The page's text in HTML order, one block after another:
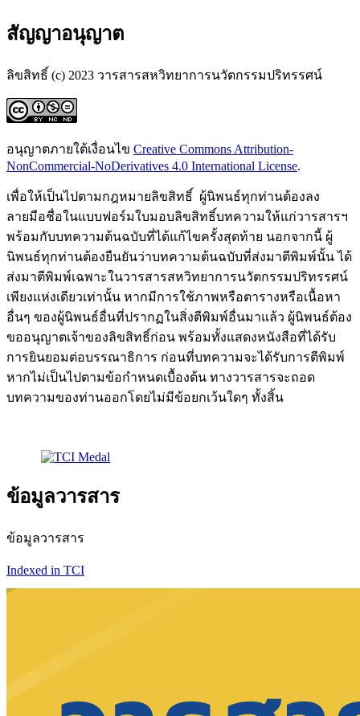
สัญญาอนุญาต
ลิขสิทธิ์ (c) 2023 วารสารสหวิทยาการนวัตกรรมปริทรรศน์
อนุญาตภายใต้เงื่อนไข Creative Commons Attribution-
NonCommercial-NoDerivatives 4.0 International License.
เพื่อให้เป็นไปตามกฎหมายลิขสิทธิ์ ผู้นิพนธ์ทุกท่านต้องลง
ลายมือชื่อในแบบฟอร์มใบมอบลิขสิทธิ์บทความให้แก่วารสารฯ
พร้อมกับบทความต้นฉบับที่ได้แก้ไขครั้งสุดท้าย นอกจากนี้ ผู้
นิพนธ์ทุกท่านต้องยืนยันว่าบทความต้นฉบับที่ส่งมาตีพิมพ์นั้น ได้
ส่งมาตีพิมพ์เฉพาะในวารสารสหวิทยาการนวัตกรรมปริทรรศน์
เพียงแห่งเดียวเท่านั้น หากมีการใช้ภาพหรือตารางหรือเนื้อหา
อื่นๆ ของผู้นิพนธ์อื่นที่ปรากฏในสิ่งตีพิมพ์อื่นมาแล้ว ผู้นิพนธ์ต้อง
ขออนุญาตเจ้าของลิขสิทธิ์ก่อน พร้อมทั้งแสดงหนังสือที่ได้รับ
การยินยอมต่อบรรณาธิการ ก่อนที่บทความจะได้รับการตีพิมพ์
หากไม่เป็นไปตามข้อกำหนดเบื้องต้น ทางวารสารจะถอด
บทความของท่านออกโดยไม่มีข้อยกเว้นใดๆ ทั้งสิ้น
ข้อมูลวารสาร
ข้อมูลวารสาร
Indexed in TCI